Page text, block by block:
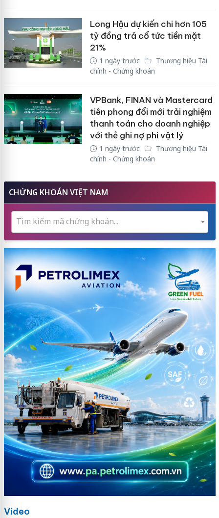
Long Hậu dự kiến chi hơn 105
tỷ đồng trả cổ tức tiền mặt
21%
1 ngày trước
Thương hiệu Tài
chính - Chứng khoán
VPBank, FINAN và Mastercard
tiên phong đổi mới trải nghiệm
thanh toán cho doanh nghiệp
với thẻ ghi nợ phi vật lý
1 ngày trước
Thương hiệu Tài
chính - Chứng khoán
CHỨNG KHOÁN VIỆT NAM
Tìm kiếm mã chứng khoán...
Video